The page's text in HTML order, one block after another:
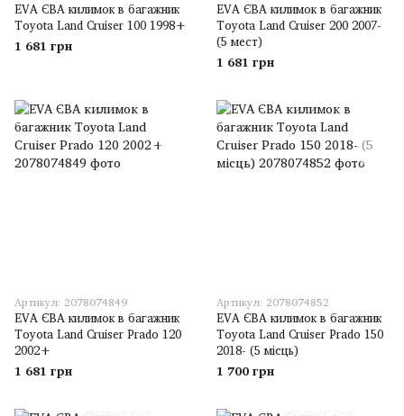
EVA ЄВА килимок в багажник
Toyota Land Cruiser 100 1998+
1 681 грн
EVA ЄВА килимок в багажник
Toyota Land Cruiser 200 2007-
(5 мест)
1 681 грн
Артикул: 2078074849
EVA ЄВА килимок в багажник
Toyota Land Cruiser Prado 120
2002+
1 681 грн
Артикул: 2078074852
EVA ЄВА килимок в багажник
Toyota Land Cruiser Prado 150
2018- (5 місць)
1 700 грн